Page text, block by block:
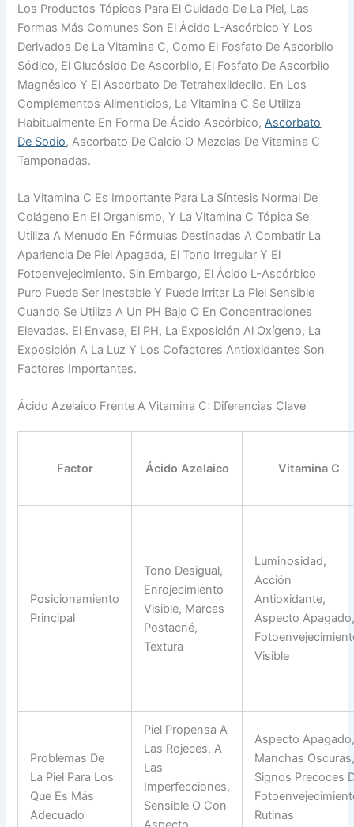
Los Productos Tópicos Para El Cuidado De La Piel, Las
Formas Más Comunes Son El Ácido L-Ascórbico Y Los
Derivados De La Vitamina C, Como El Fosfato De Ascorbilo
Sódico, El Glucósido De Ascorbilo, El Fosfato De Ascorbilo
Magnésico Y El Ascorbato De Tetrahexildecilo. En Los
Complementos Alimenticios, La Vitamina C Se Utiliza
Habitualmente En Forma De Ácido Ascórbico, Ascorbato
De Sodio, Ascorbato De Calcio O Mezclas De Vitamina C
Tamponadas.
La Vitamina C Es Importante Para La Síntesis Normal De
Colágeno En El Organismo, Y La Vitamina C Tópica Se
Utiliza A Menudo En Fórmulas Destinadas A Combatir La
Apariencia De Piel Apagada, El Tono Irregular Y El
Fotoenvejecimiento. Sin Embargo, El Ácido L-Ascórbico
Puro Puede Ser Inestable Y Puede Irritar La Piel Sensible
Cuando Se Utiliza A Un PH Bajo O En Concentraciones
Elevadas. El Envase, El PH, La Exposición Al Oxígeno, La
Exposición A La Luz Y Los Cofactores Antioxidantes Son
Factores Importantes.
Ácido Azelaico Frente A Vitamina C: Diferencias Clave
Factor Ácido Azelaico Vitamina C
Posicionamiento
Principal
Tono Desigual,
Enrojecimiento
Visible, Marcas
Postacné,
Textura
Luminosidad,
Acción
Antioxidante,
Aspecto
Visible
Problemas De
La Piel Para Los
Que Es Más
Adecuado
Piel Propensa A
Las Rojeces, A
Las
Imperfecciones,
Sensible O Con
Aspecto
Manchas
Signos Precoces
Rutinas